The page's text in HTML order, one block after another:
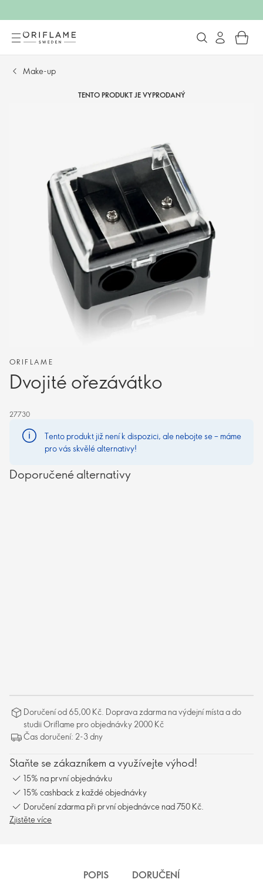
Make-up
TENTO PRODUKT JE VYPRODANÝ
ORIFLAME
Dvojité ořezávátko
27730
Tento produkt již není k dispozici, ale nebojte se – máme
pro vás skvělé alternativy!
Doporučené alternativy
Doručení od 65,00 Kč. Doprava zdarma na výdejní místa a do
studii Oriflame pro objednávky 2000 Kč
Čas doručení: 2-3 dny
Staňte se zákazníkem a využívejte výhod!
15% na první objednávku
15% cashback z každé objednávky
Doručení zdarma při první objednávce nad 750 Kč.
Zjistěte více
POPIS DORUČENÍ